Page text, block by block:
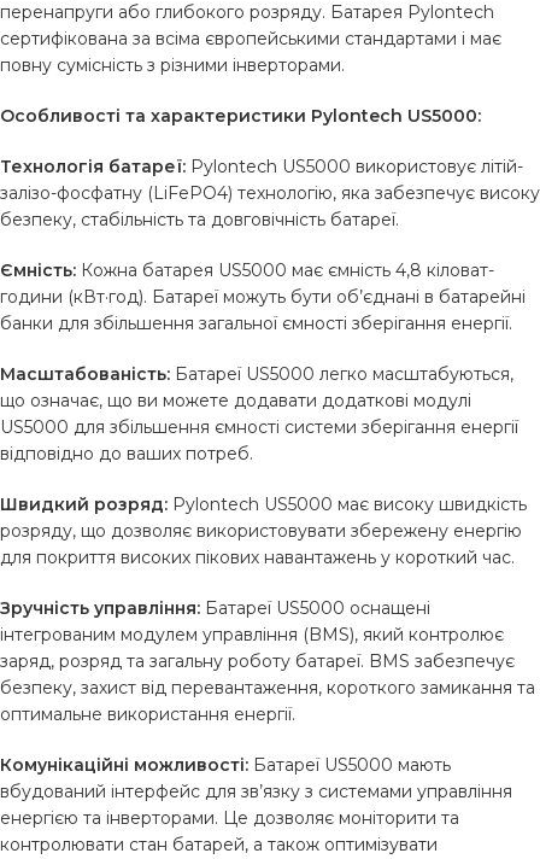
перенапруги або глибокого розряду. Батарея Pylontech
сертифікована за всіма європейськими стандартами і має
повну сумісність з різними інверторами.
Особливості та характеристики Pylontech US5000:
Технологія батареї: Pylontech US5000 використовує літій-
залізо-фосфатну (LiFePO4) технологію, яка забезпечує високу
безпеку, стабільність та довговічність батареї.
Ємність: Кожна батарея US5000 має ємність 4,8 кіловат-
години (кВт·год). Батареї можуть бути об’єднані в батарейні
банки для збільшення загальної ємності зберігання енергії.
Масштабованість: Батареї US5000 легко масштабуються,
що означає, що ви можете додавати додаткові модулі
US5000 для збільшення ємності системи зберігання енергії
відповідно до ваших потреб.
Швидкий розряд: Pylontech US5000 має високу швидкість
розряду, що дозволяє використовувати збережену енергію
для покриття високих пікових навантажень у короткий час.
Зручність управління: Батареї US5000 оснащені
інтегрованим модулем управління (BMS), який контролює
заряд, розряд та загальну роботу батареї. BMS забезпечує
безпеку, захист від перевантаження, короткого замикання та
оптимальне використання енергії.
Комунікаційні можливості: Батареї US5000 мають
вбудований інтерфейс для зв’язку з системами управління
енергією та інверторами. Це дозволяє моніторити та
контролювати стан батарей, а також оптимізувати